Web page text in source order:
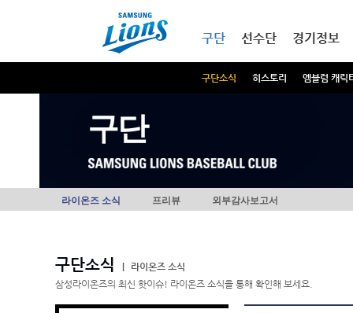
구단
구단소식 히스토리 엠블럼 캐릭
선수단 경기정보
구단
라이온즈 소식 프리뷰 외부감사보고서
구단소식
라이온즈 소식
삼성라이온즈의 최신 핫이슈! 라이온즈 소식을 통해 확인해 보세요.